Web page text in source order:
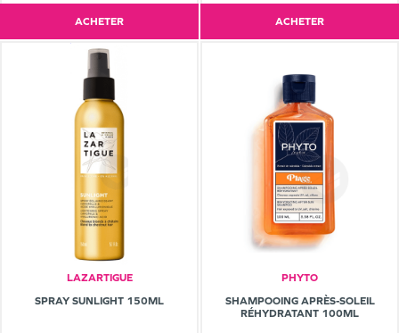
ACHETER ACHETER
LAZARTIGUE
SPRAY SUNLIGHT 150ML
PHYTO
SHAMPOOING APRÈS-SOLEIL
RÉHYDRATANT 100ML